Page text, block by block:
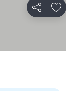
Sdílet